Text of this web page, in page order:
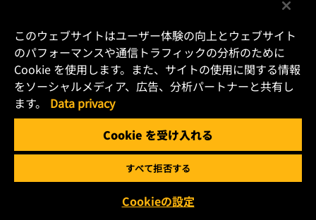
このウェブサイトはユーザー体験の向上とウェブサイト
のパフォーマンスや通信トラフィックの分析のために
Cookie を使用します。また、サイトの使用に関する情報
をソーシャルメディア、広告、分析パートナーと共有し
ます。
Data privacy
Cookie を受け入れる
すべて拒否する
Cookieの設定